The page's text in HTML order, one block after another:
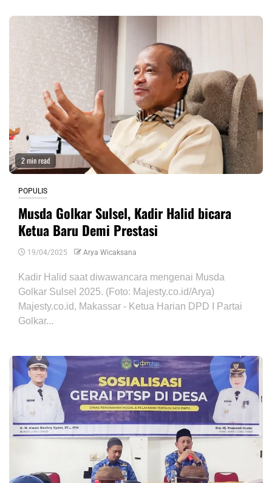
2 min read
POPULIS
Musda Golkar Sulsel, Kadir Halid bicara
Ketua Baru Demi Prestasi
19/04/2025 Arya Wicaksana
Kadir Halid saat diwawancara mengenai Musda
Golkar Sulsel 2025. (Foto: Majesty.co.id/Arya)
Majesty.co.id, Makassar - Ketua Harian DPD I Partai
Golkar...